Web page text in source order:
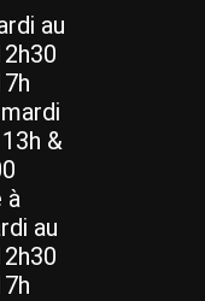
au
&
à
au